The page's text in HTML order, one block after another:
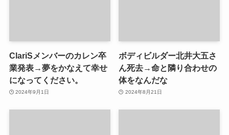
ClariSメンバーのカレン卒
業発表→夢をかなえて幸せ
になってください。
2024年9月1日
ボディビルダー北井大五さ
ん死去→命と隣り合わせの
体をなんだな
2024年8月21日